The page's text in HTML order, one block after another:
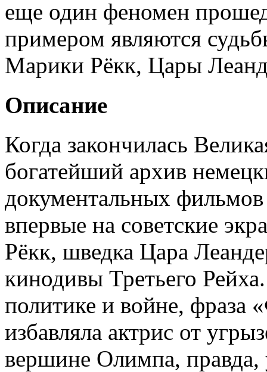
еще один феномен
примером являются
Марики Рёкк, Цары
Описание
Когда закончилась
богатейший архив
документальных
впервые на советские
Рёкк, шведка Цара
кинодивы Третьего
политике и войне, фраза
избавляла актрис от
вершине Олимпа, правда,